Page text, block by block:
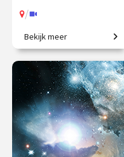
/
Van gedrag tot geheugen,
van stoornissen tot therapie.
€ 345.00
vanaf 22
sep.
/ Op locatie of online
Bekijk meer